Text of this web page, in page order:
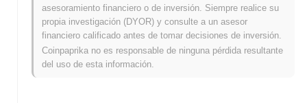
¿Cuándo y cómo comenzó Bitcoin Wizards?
Bitcoin Wizards se originó en abril de 2021 cuando un equipo de
marco técnico del proyecto. El objetivo del proyecto era crear un
ecosistema único que combinara elementos de juegos y finanzas
asesoramiento financiero o de inversión. Siempre realice su
propia investigación (DYOR) y consulte a un asesor
financiero calificado antes de tomar decisiones de inversión.
Coinpaprika no es responsable de ninguna pérdida resultante
del uso de esta información.